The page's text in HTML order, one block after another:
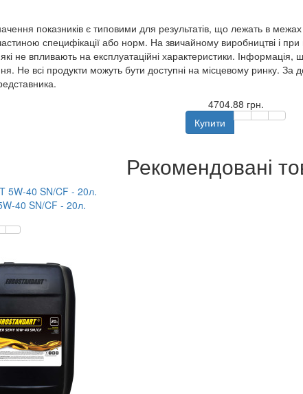
показників є типовими для результатів, що лежать в
специфікації або норм. На звичайному виробництві і при
не впливають на експлуатаційні характеристики. Інформація,
Не всі продукти можуть бути доступні на місцевому ринку. За
4704.88 грн.
Купити
Рекомендовані
40 SN/CF - 20л.